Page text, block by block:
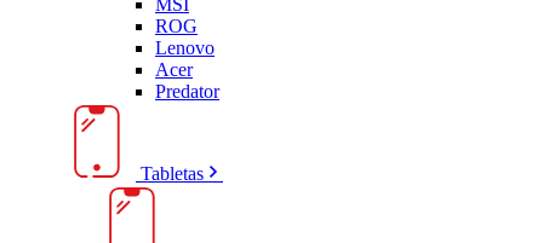
ROG
Lenovo
Acer
Predator
Tabletas